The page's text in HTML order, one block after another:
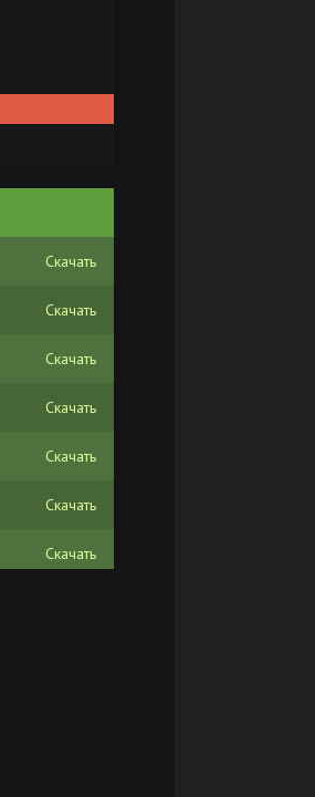
Скачать
Скачать
Скачать
Скачать
Скачать
Скачать
Скачать